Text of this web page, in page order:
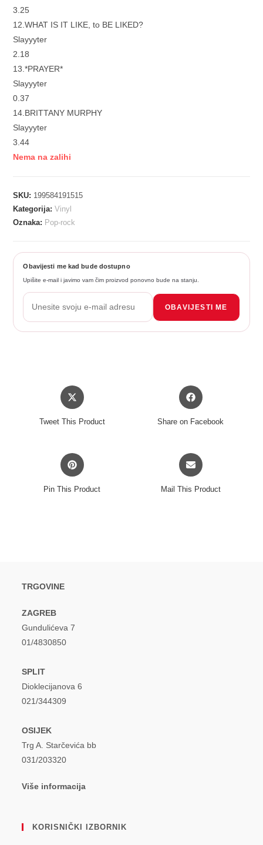
3.25
12.WHAT IS IT LIKE, to BE LIKED?
Slayyyter
2.18
13.*PRAYER*
Slayyyter
0.37
14.BRITTANY MURPHY
Slayyyter
3.44
Nema na zalihi
SKU: 199584191515
Kategorija:Vinyl
Oznaka: Pop-rock
Obavijesti me kad bude dostupno
Upišite e-mail i javimo vam čim proizvod ponovno bude na stanju.
OBAVIJESTI ME
Opens
in
Tweet This Product
Opens
in
Share on Facebook
Opens
in
Pin This Product
Opens
in
Mail This Product
TRGOVINE
ZAGREB
Gundulićeva 7
01/4830850
SPLIT
Dioklecijanova 6
021/344309
OSIJEK
Trg A. Starčevića bb
031/203320
Više informacija
KORISNIČKI IZBORNIK